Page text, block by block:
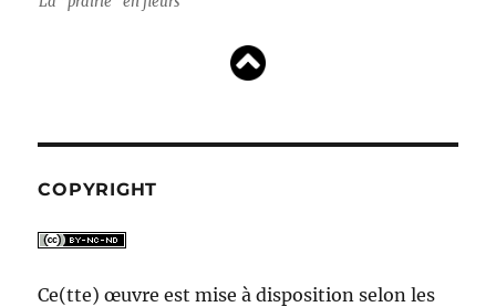
COPYRIGHT
Ce(tte) œuvre est mise à disposition selon les